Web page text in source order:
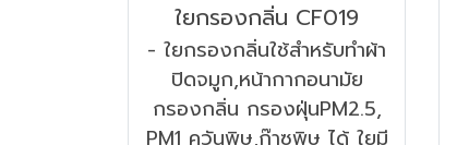
ใยกรองกลิ่น CF019
- ใยกรองกลิ่นใช้สำหรับทำผ้า
ปิดจมูก,หน้ากากอนามัย
กรองกลิ่น กรองฝุ่นPM2.5,
PM1 ควันพิษ,ก๊าซพิษ ได้ ใยมี